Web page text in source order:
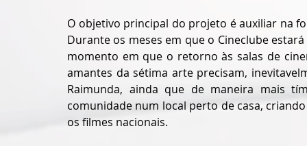
O objetivo principal do projeto é auxiliar na
Durante os meses em que o Cineclube
momento em que o retorno às salas de
amantes da sétima arte precisam,
Raimunda, ainda que de maneira mais
comunidade num local perto de casa,
os filmes nacionais.